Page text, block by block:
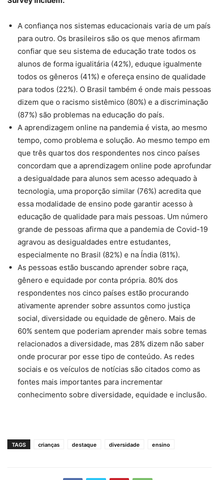
A confiança nos sistemas educacionais varia de um país
para outro. Os brasileiros são os que menos afirmam
confiar que seu sistema de educação trate todos os
alunos de forma igualitária (42%), eduque igualmente
todos os gêneros (41%) e ofereça ensino de qualidade
para todos (22%). O Brasil também é onde mais pessoas
dizem que o racismo sistêmico (80%) e a discriminação
(87%) são problemas na educação do país.
A aprendizagem online na pandemia é vista, ao mesmo
tempo, como problema e solução. Ao mesmo tempo em
que três quartos dos respondentes nos cinco países
concordam que a aprendizagem online pode aprofundar
a desigualdade para alunos sem acesso adequado à
tecnologia, uma proporção similar (76%) acredita que
essa modalidade de ensino pode garantir acesso à
educação de qualidade para mais pessoas. Um número
grande de pessoas afirma que a pandemia de Covid-19
agravou as desigualdades entre estudantes,
especialmente no Brasil (82%) e na Índia (81%).
As pessoas estão buscando aprender sobre raça,
gênero e equidade por conta própria. 80% dos
respondentes nos cinco países estão procurando
ativamente aprender sobre assuntos como justiça
social, diversidade ou equidade de gênero. Mais de
60% sentem que poderiam aprender mais sobre temas
relacionados a diversidade, mas 28% dizem não saber
onde procurar por esse tipo de conteúdo. As redes
sociais e os veículos de notícias são citados como as
fontes mais importantes para incrementar
conhecimento sobre diversidade, equidade e inclusão.
TAGS crianças destaque diversidade ensino